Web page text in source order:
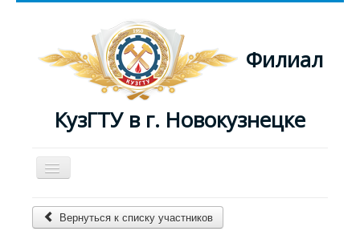
Филиал
КузГТУ в г. Новокузнецке
Включить/
выключить
Главная
Вернуться к списку участников